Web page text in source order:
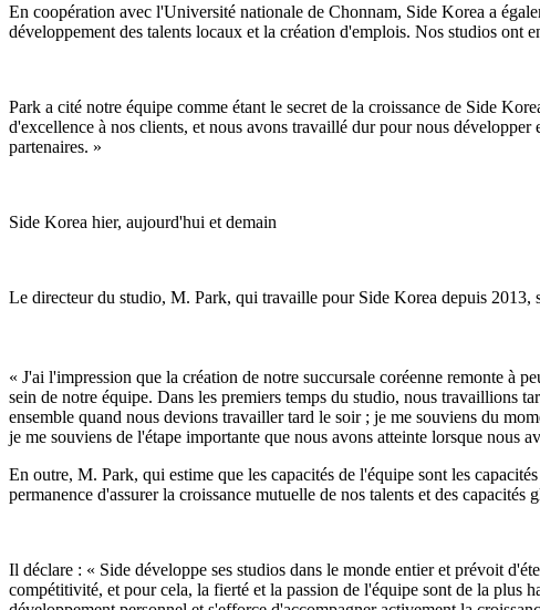
En coopération avec l'Université nationale de Chonnam, Side Korea a
développement des talents locaux et la création d'emplois. Nos studios ont
Park a cité notre équipe comme étant le secret de la croissance de Side
d'excellence à nos clients, et nous avons travaillé dur pour nous
partenaires. »
Side Korea hier, aujourd'hui et demain
Le directeur du studio, M. Park, qui travaille pour Side Korea depuis 2013,
« J'ai l'impression que la création de notre succursale coréenne remonte à
sein de notre équipe. Dans les premiers temps du studio, nous travaillions
ensemble quand nous devions travailler tard le soir ; je me souviens du
je me souviens de l'étape importante que nous avons atteinte lorsque nous
En outre, M. Park, qui estime que les capacités de l'équipe sont les
permanence d'assurer la croissance mutuelle de nos talents et des capacités
Il déclare : « Side développe ses studios dans le monde entier et prévoit
compétitivité, et pour cela, la fierté et la passion de l'équipe sont de la plus